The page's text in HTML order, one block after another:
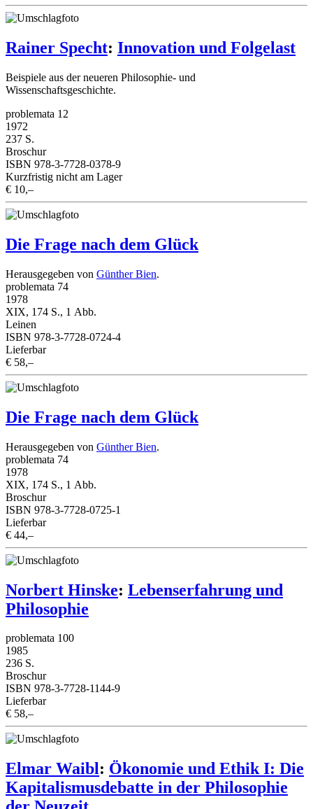
Rainer Specht: Innovation und Folgelast
Beispiele aus der neueren Philosophie- und
Wissenschaftsgeschichte.
problemata 12
1972
237 S.
Broschur
ISBN 978-3-7728-0378-9
Kurzfristig nicht am Lager
€ 10,–
Die Frage nach dem Glück
Herausgegeben von Günther Bien.
problemata 74
1978
XIX, 174 S., 1 Abb.
Leinen
ISBN 978-3-7728-0724-4
Lieferbar
€ 58,–
Die Frage nach dem Glück
Herausgegeben von Günther Bien.
problemata 74
1978
XIX, 174 S., 1 Abb.
Broschur
ISBN 978-3-7728-0725-1
Lieferbar
€ 44,–
Norbert Hinske: Lebenserfahrung und
Philosophie
problemata 100
1985
236 S.
Broschur
ISBN 978-3-7728-1144-9
Lieferbar
€ 58,–
Elmar Waibl: Ökonomie und Ethik I: Die
Kapitalismusdebatte in der Philosophie